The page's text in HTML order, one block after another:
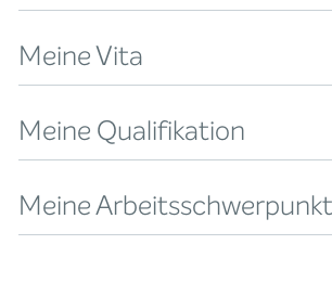
Meine Vita
Meine Qualifikation
Meine